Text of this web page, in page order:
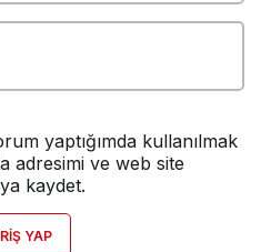
yaptığımda kullanılmak
adresimi ve web site
kaydet.
YAP